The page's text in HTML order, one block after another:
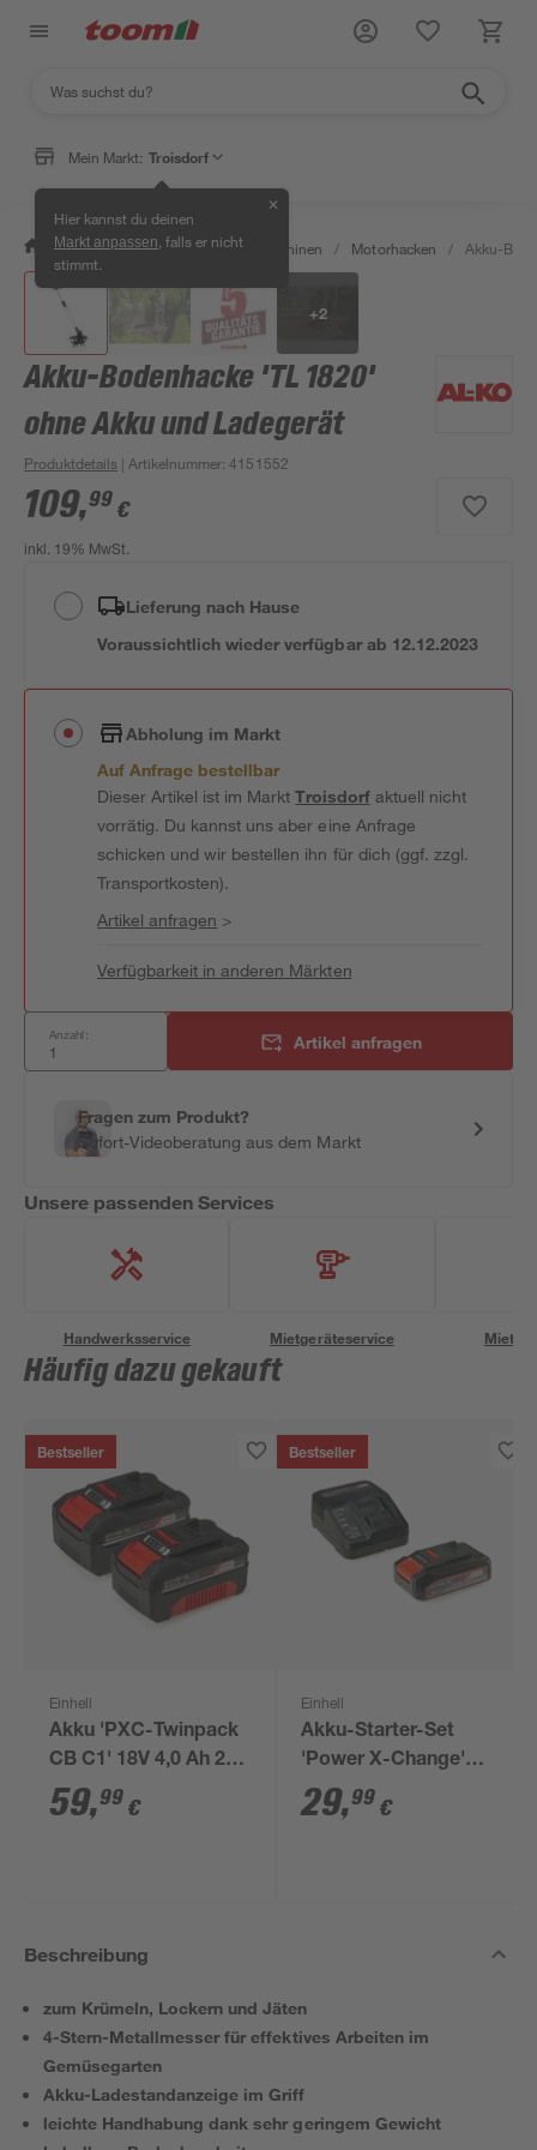
Mein Markt: Troisdorf
Hier kannst du deinen
Markt anpassen , falls er nicht
stimmt.
✕
/ Garten & Freizeit / Gartenmaschinen / Motorhacken / Akku-
+2
Akku-Bodenhacke 'TL 1820'
ohne Akku und Ladegerät
Produktdetails | Artikelnummer:4151552
109,99 €
inkl. 19% MwSt.
Lieferung nach Hause
Voraussichtlich wieder verfügbar ab 12.12.2023
Abholung im Markt
Auf Anfrage bestellbar
Dieser Artikel ist im MarktTroisdorfaktuell nicht
vorrätig. Du kannst uns aber eine Anfrage
schicken und wir bestellen ihn für dich (ggf. zzgl.
Transportkosten).
Artikel anfragen >
Verfügbarkeit in anderen Märkten
Anzahl: Artikel anfragen
Fragen zum Produkt?
Sofort-Videoberatung aus dem Markt
Unsere passenden Services
Handwerksservice Mietgeräteservice
Häufig dazu gekauft
Bestseller
Einhell
Akku 'PXC-Twinpack
CB C1' 18V 4,0 Ah 2
Stück
59,99 €
Bestseller
Einhell
Akku-Starter-Set
'Power X-Change'
Ladegerät und Akku
18 V 2,5 Ah
29,99 €
Beschreibung
zum Krümeln, Lockern und Jäten
4-Stern-Metallmesser für effektives Arbeiten im
Gemüsegarten
Akku-Ladestandanzeige im Griff
leichte Handhabung dank sehr geringem Gewicht